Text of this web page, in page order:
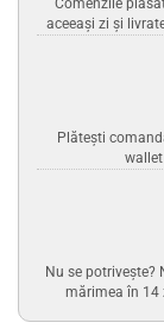
Comenzile
aceeași zi și
Plătești
wallet
Nu se potrivește?
mărimea în 14